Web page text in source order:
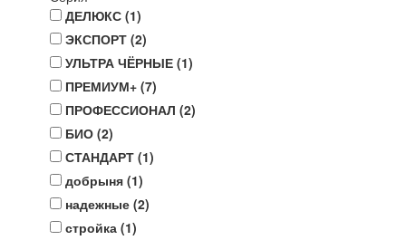
ДЕЛЮКС (1)
ЭКСПОРТ (2)
УЛЬТРА ЧЁРНЫЕ (1)
ПРЕМИУМ+ (7)
ПРОФЕССИОНАЛ (2)
БИО (2)
СТАНДАРТ (1)
добрыня (1)
надежные (2)
стройка (1)